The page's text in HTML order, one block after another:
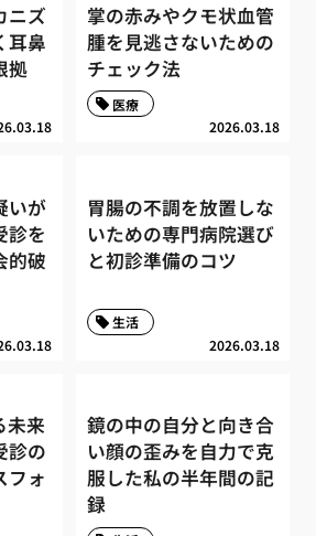
ニズ
耳鼻
拠
掌の赤みやクモ状血管
腫を見逃さないための
チェック法
2026.03.18
医療
いが
診を
的破
胃腸の不調を放置しな
いための専門病院選び
と初診準備のコツ
2026.03.18
生活
未来
診の
フォ
鏡の中の自分と向き合
い顔の歪みを自力で克
服した私の半年間の記
録